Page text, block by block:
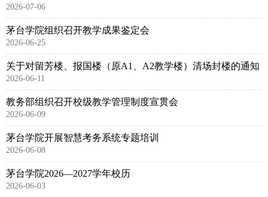
2026-07-06
茅台学院组织召开教学成果鉴定会
2026-06-25
关于对留芳楼、报国楼（原A1、A2教学楼）清场封楼的通知
2026-06-11
教务部组织召开校级教学管理制度宣贯会
2026-06-09
茅台学院开展智慧考务系统专题培训
2026-06-08
茅台学院2026—2027学年校历
2026-06-03